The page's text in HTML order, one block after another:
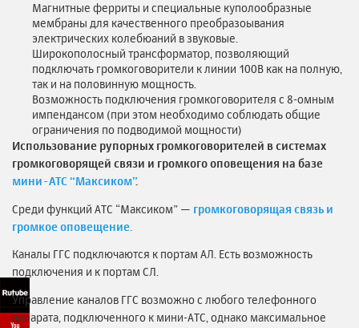
Магнитные ферриты и специальные куполообразные
мембраны для качественного преобразоывания
электрических колебюаний в звуковые.
Широкополосный трансформатор, позволяющий
подключать громкоговорители к линии 100В как на полную,
так и на половинную мощность.
Возможность подключения громкоговорителя с 8-омным
импендансом (при этом необходимо соблюдать общие
ограничения по подводимой мощности)
Использование рупорных громкоговорителей в системах
громкоговорящей связи и громкого оповещения на базе
мини-АТС “Максиком”.
Среди функций АТС “Максиком” — громкоговорящая связь и
громкое оповещение.
Каналы ГГС подключаются к портам АЛ. Есть возможность
подключения и к портам СЛ.
Управление каналов ГГС возможно с любого телефонного
аппарата, подключенного к мини-АТС, однако максимальное